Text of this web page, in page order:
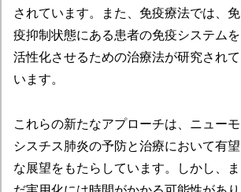
されています。また、免疫療法では、免
疫抑制状態にある患者の免疫システムを
活性化させるための治療法が研究されて
います。
これらの新たなアプローチは、ニューモ
シスチス肺炎の予防と治療において有望
な展望をもたらしています。しかし、ま